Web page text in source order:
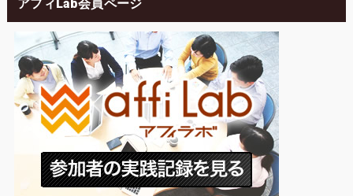
アフィLab会員ページ